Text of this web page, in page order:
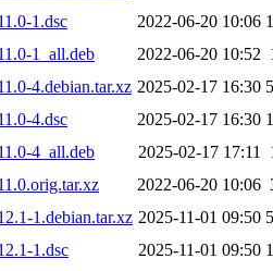
1.dsc
2022-06-20 10:06
1_all.deb
2022-06-20 10:52
4.debian.tar.xz 2025-02-17 16:30
4.dsc
2025-02-17 16:30
4_all.deb
2025-02-17 17:11
2022-06-20 10:06
1.debian.tar.xz 2025-11-01 09:50
1.dsc
2025-11-01 09:50